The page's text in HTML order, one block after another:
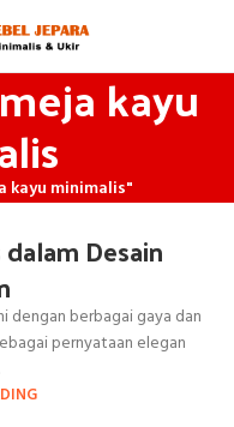
kayu
kayu minimalis"
Desain
dengan berbagai gaya dan
pernyataan elegan